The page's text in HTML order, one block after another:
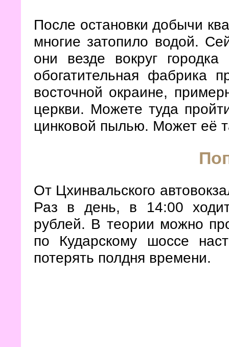
После остановки добычи
многие затопило водой.
они везде вокруг
обогатительная фабрика
восточной окраине,
церкви. Можете туда
цинковой пылью. Может её
От Цхинвальского
Раз в день, в 14:00
рублей. В теории можно
по Кударскому шоссе
потерять полдня времени.